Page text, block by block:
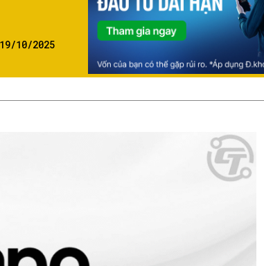
19/10/2025